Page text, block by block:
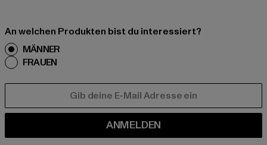
An welchen Produkten bist du interessiert?
MÄNNER
FRAUEN
ANMELDEN